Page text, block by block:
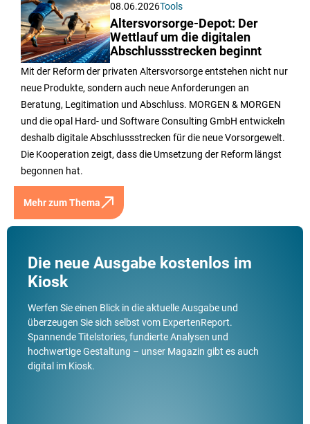
08.06.2026Tools
Altersvorsorge-Depot: Der
Wettlauf um die digitalen
Abschlussstrecken beginnt
Mit der Reform der privaten Altersvorsorge entstehen nicht nur
neue Produkte, sondern auch neue Anforderungen an
Beratung, Legitimation und Abschluss. MORGEN & MORGEN
und die opal Hard- und Software Consulting GmbH entwickeln
deshalb digitale Abschlussstrecken für die neue Vorsorgewelt.
Die Kooperation zeigt, dass die Umsetzung der Reform längst
begonnen hat.
Mehr zum Thema
Die neue Ausgabe kostenlos im
Kiosk
Werfen Sie einen Blick in die aktuelle Ausgabe und
überzeugen Sie sich selbst vom ExpertenReport.
Spannende Titelstories, fundierte Analysen und
hochwertige Gestaltung – unser Magazin gibt es auch
digital im Kiosk.